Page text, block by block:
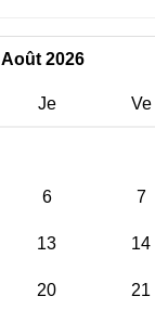
Août 2026
Je Ve
6 7
13 14
20 21